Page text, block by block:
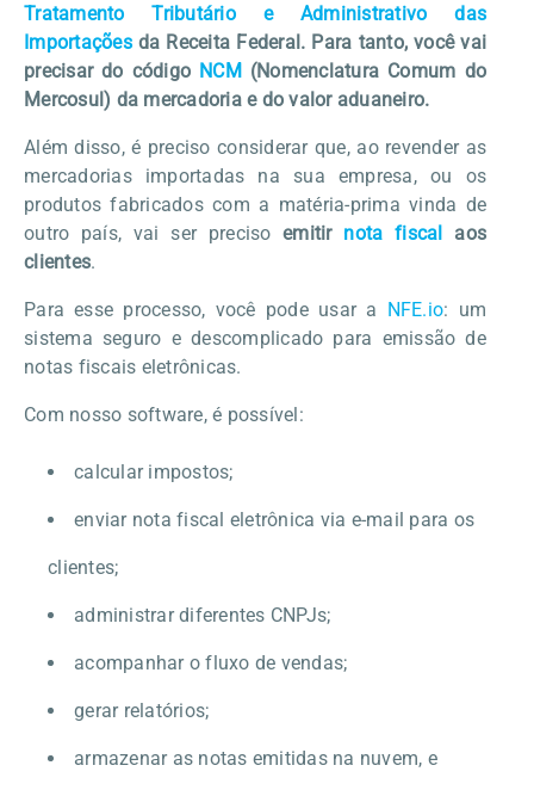
Tratamento Tributário e Administrativo das
Importaçõesda Receita Federal. Para tanto, você vai
precisar do código NCM(Nomenclatura Comum do
Mercosul) da mercadoria e do valor aduaneiro.
Além disso, é preciso considerar que, ao revender as
mercadorias importadas na sua empresa, ou os
produtos fabricados com a matéria-prima vinda de
outro país, vai ser precisoemitir nota fiscal aos
clientes.
Para esse processo, você pode usar a NFE.io: um
sistema seguro e descomplicado para emissão de
notas fiscais eletrônicas.
Com nosso software, é possível:
calcular impostos;
enviar nota fiscal eletrônica via e-mail para os
clientes;
administrar diferentes CNPJs;
acompanhar o fluxo de vendas;
gerar relatórios;
armazenar as notas emitidas na nuvem, e